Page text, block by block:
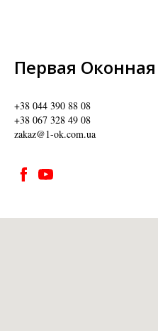
Первая
+38 044 390 88 08
+38 067 328 49 08
zakaz@1-ok.com.ua